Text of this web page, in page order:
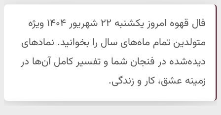
فال قهوه امروز یکشنبه ۲۲ شهریور ۱۴۰۴ ویژه
متولدین تمام ماه‌های سال را بخوانید. نمادهای
دیده‌شده در فنجان شما و تفسیر کامل آن‌ها در
زمینه عشق، کار و زندگی.